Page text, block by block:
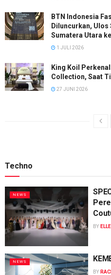
BTN Indonesia
Diluncurkan, Ulos
Sumatera Utara
1 JULI 2026
King Koil
Collection, Saat
27 JUNI 2026
Techno
NEWS
BY
NEWS
BY